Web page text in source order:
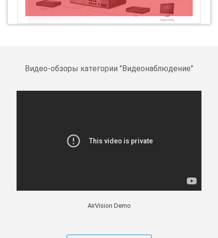
Видео-обзоры категории "Видеонаблюдение"
AirVision Demo